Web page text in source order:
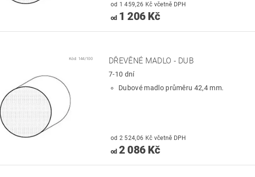
od 1 459,26 Kč včetně DPH
od1 206 Kč
Kód: 144/100 DŘEVĚNÉ MADLO - DUB
7-10 dní
Dubové madlo průměru 42,4 mm.
od 2 524,06 Kč včetně DPH
od2 086 Kč